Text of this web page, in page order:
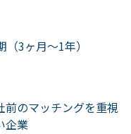
3ヶ月～1年）
前のマッチングを重視
企業